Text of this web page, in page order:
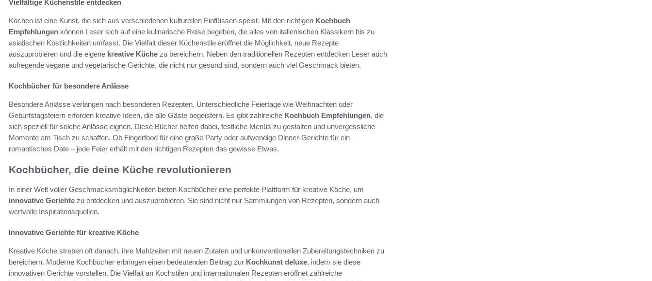
Vielfältige Küchenstile entdecken
Kochen ist eine Kunst, die sich aus verschiedenen kulturellen Einflüssen speist. Mit den richtigen Kochbuch
Empfehlungen können Leser sich auf eine kulinarische Reise begeben, die alles von italienischen Klassikern bis zu
asiatischen Köstlichkeiten umfasst. Die Vielfalt dieser Küchenstile eröffnet die Möglichkeit, neue Rezepte
auszuprobieren und die eigene kreative Küche zu bereichern. Neben den traditionellen Rezepten entdecken Leser auch
aufregende vegane und vegetarische Gerichte, die nicht nur gesund sind, sondern auch viel Geschmack bieten.
Kochbücher für besondere Anlässe
Besondere Anlässe verlangen nach besonderen Rezepten. Unterschiedliche Feiertage wie Weihnachten oder
Geburtstagsfeiern erforden kreative Ideen, die alle Gäste begeistern. Es gibt zahlreiche Kochbuch Empfehlungen, die
sich speziell für solche Anlässe eignen. Diese Bücher helfen dabei, festliche Menüs zu gestalten und unvergessliche
Momente am Tisch zu schaffen. Ob Fingerfood für eine große Party oder aufwendige Dinner-Gerichte für ein
romantisches Date – jede Feier erhält mit den richtigen Rezepten das gewisse Etwas.
Kochbücher, die deine Küche revolutionieren
In einer Welt voller Geschmacksmöglichkeiten bieten Kochbücher eine perfekte Plattform für kreative Köche, um
innovative Gerichte zu entdecken und auszuprobieren. Sie sind nicht nur Sammlungen von Rezepten, sondern auch
wertvolle Inspirationsquellen.
Innovative Gerichte für kreative Köche
Kreative Köche streben oft danach, ihre Mahlzeiten mit neuen Zutaten und unkonventionellen Zubereitungstechniken zu
bereichern. Moderne Kochbücher erbringen einen bedeutenden Beitrag zur Kochkunst deluxe, indem sie diese
innovativen Gerichte vorstellen. Die Vielfalt an Kochstilen und internationalen Rezepten eröffnet zahlreiche